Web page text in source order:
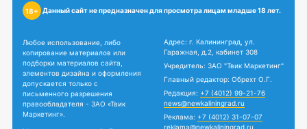
18+ Данный сайт не предназначен для просмотра лицам младше 18 лет.
Любое использование, либо
копирование материалов или
подборки материалов сайта,
элементов дизайна и оформления
допускается только с
письменного разрешения
правообладателя - ЗАО «Твик
Маркетинг».
Адрес: г. Калининград, ул.
Гаражная, д.2, кабинет 308
Учредитель: ЗАО "Твик Маркетинг"
Главный редактор: Обрехт О.Г.
Редакция: +7 (4012) 99-21-76
news@newkaliningrad.ru
Реклама: +7 (4012) 31-07-07
reklama@newkaliningrad.ru